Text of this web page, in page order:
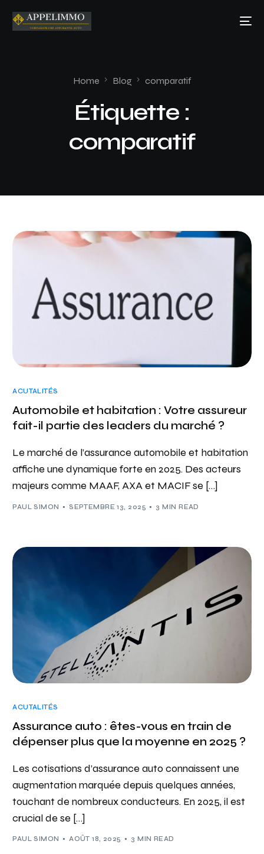
Home Blog comparatif
Étiquette :
comparatif
ACUTALITÉS
Automobile et habitation : Votre assureur
fait-il partie des leaders du marché ?
Le marché de l’assurance automobile et habitation
affiche une dynamique forte en 2025. Des acteurs
majeurs comme MAAF, AXA et MACIF se […]
PAUL SIMON SEPTEMBRE 13, 2025 3 MIN READ
ACUTALITÉS
Assurance auto : êtes-vous en train de
dépenser plus que la moyenne en 2025 ?
Les cotisations d’assurance auto connaissent une
augmentation marquée depuis quelques années,
touchant de nombreux conducteurs. En 2025, il est
crucial de se […]
PAUL SIMON AOÛT 18, 2025 3 MIN READ